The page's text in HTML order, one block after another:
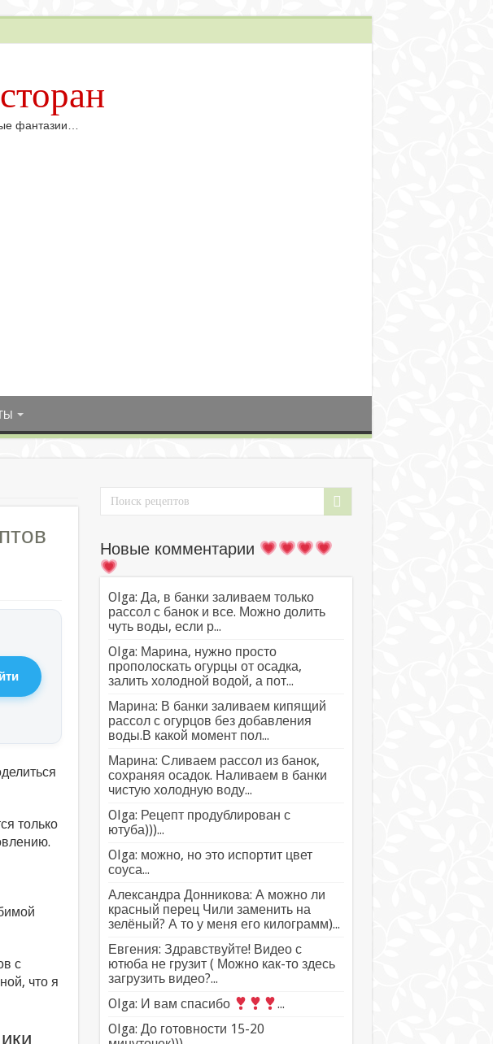
фантазии…
только
с
что я
Новые комментарии
Olga: Да, в банки заливаем только
рассол с банок и все. Можно долить
чуть воды, если р...
Olga: Марина, нужно просто
прополоскать огурцы от осадка,
залить холодной водой, а пот...
Марина: В банки заливаем кипящий
рассол с огурцов без добавления
воды.В какой момент пол...
Марина: Сливаем рассол из банок,
сохраняя осадок. Наливаем в банки
чистую холодную воду...
Olga: Рецепт продублирован с
ютуба)))...
Olga: можно, но это испортит цвет
соуса...
Александра Донникова: А можно ли
красный перец Чили заменить на
зелёный? А то у меня его килограмм)...
Евгения: Здравствуйте! Видео с
ютюба не грузит ( Можно как-то здесь
загрузить видео?...
Olga: И вам спасибо
...
Olga: До готовности 15-20